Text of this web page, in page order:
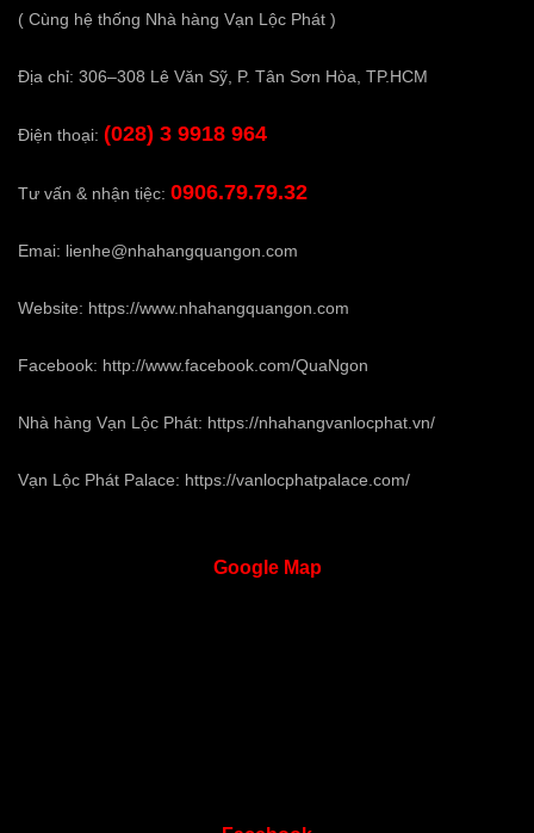
( Cùng hệ thống Nhà hàng Vạn Lộc Phát )
Địa chỉ: 306–308 Lê Văn Sỹ, P. Tân Sơn Hòa, TP.HCM
Điện thoại: (028) 3 9918 964
Tư vấn & nhận tiệc: 0906.79.79.32
Emai: lienhe@nhahangquangon.com
Website: https://www.nhahangquangon.com
Facebook: http://www.facebook.com/QuaNgon
Nhà hàng Vạn Lộc Phát: https://nhahangvanlocphat.vn/
Vạn Lộc Phát Palace: https://vanlocphatpalace.com/
GoogleMap